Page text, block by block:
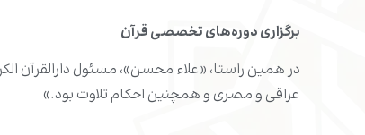
برگزاری دوره‌های تخصصی قرآن
در همین راستا، «علاء محسن»، مسئول دارالقرآن
عراقی و مصری و همچنین احکام تلاوت بود.»